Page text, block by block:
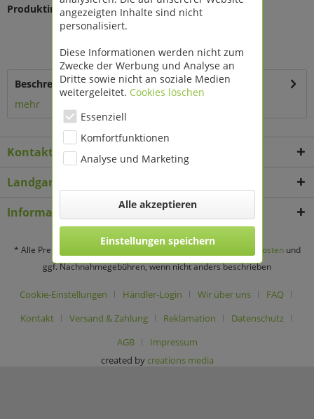
Produktinfo:
Farbe: schwarz
Maße: Ø 8,8 H 25 cm
für Stab-/Spitzkerzen
Beschreibung
mehr
Kontakt
Landgard Deko & Floristikbedarf
Informationen
* Alle Preise verstehen sich zzgl. Mehrwertsteuer und Versandkostenund
ggf. Nachnahmegebühren, wenn nicht anders beschrieben
Cookie-Einstellungen Händler-Login Wir über uns
FAQ
Kontakt
Versand & Zahlung Reklamation
Datenschutz
AGB
Impressum
created by creations media
angezeigten Inhalte sind nicht
personalisiert.
Diese Informationen werden nicht zum
Zwecke der Werbung und Analyse an
Dritte sowie nicht an soziale Medien
weitergeleitet. Cookies löschen
Essenziell
Komfortfunktionen
Analyse und Marketing
Alle akzeptieren
Einstellungen speichern